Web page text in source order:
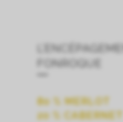
FONROQUE
80 % MERLOT
20 % CABERNET